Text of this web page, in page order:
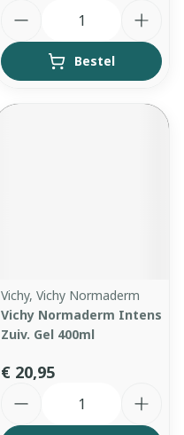
Bestel
Vichy, Vichy Normaderm
Vichy Normaderm Intens
Zuiv. Gel 400ml
€ 20,95